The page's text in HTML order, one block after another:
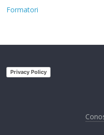
Formatori
Privacy Policy